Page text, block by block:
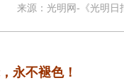
来源： 光明网-《光明日
永不褪色！